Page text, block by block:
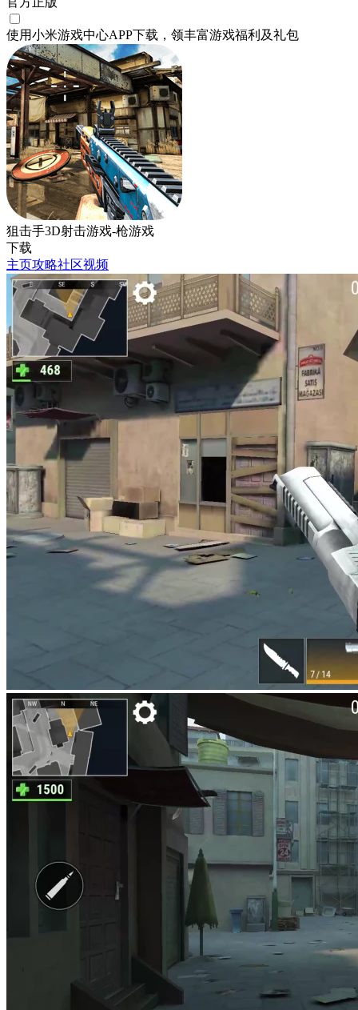
使用小米游戏中心APP下载 ，领丰富游戏福利 及礼包
狙击手3D射击游戏-枪游戏
下载
主页攻略社区视频